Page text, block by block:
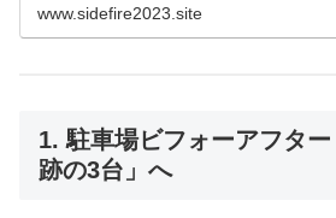
うサイドFIRE大家の実践記
www.sidefire2023.site
1. 駐車場ビフォーアフタ
跡の3台」へ